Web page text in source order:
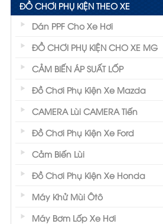
ĐỒ CHƠI PHỤ KIỆN THEO XE
Dán PPF Cho Xe Hơi
ĐỒ CHƠI PHỤ KIỆN CHO XE MG
CẢM BIẾN ÁP SUẤT LỐP
Đồ Chơi Phụ Kiện Xe Mazda
CAMERA Lùi CAMERA Tiến
Đồ Chơi Phụ Kiện Xe Ford
Cảm Biến Lùi
Đồ Chơi Phụ Kiện Xe Honda
Máy Khử Mùi Ôtô
Máy Bơm Lốp Xe Hơi